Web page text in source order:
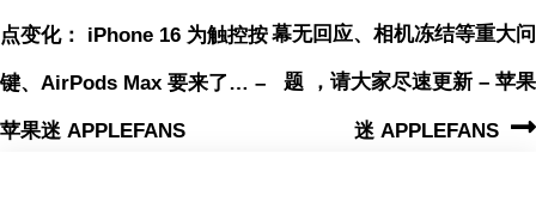
点变化： iPhone 16 为触控按
键、AirPods Max 要来了… –
苹果迷 APPLEFANS
幕无回应、相机冻结等重大问
题 ，请大家尽速更新 – 苹果
迷 APPLEFANS